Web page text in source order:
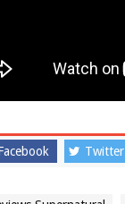
Twitter